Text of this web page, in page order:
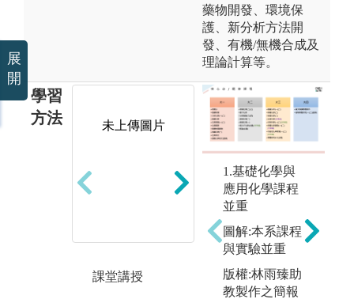
藥物開發、環境保
護、新分析方法開
發、有機/無機合成及
理論計算等。
學習
方法
未上傳圖片
課堂講授
團體討論
1.基礎化學與
應用化學課程
並重
圖解:本系課程
與實驗並重
版權:林雨臻助
教製作之簡報
展
開